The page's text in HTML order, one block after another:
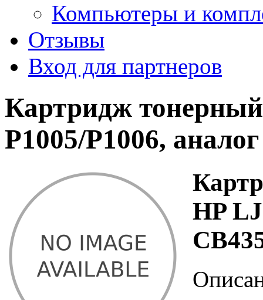
Компьютеры и
Отзывы
Вход для партнеров
Картридж
P1005/P1006,
HP